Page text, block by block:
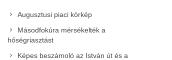
Augusztusi piaci körkép
Másodfokúra mérsékelték a
hőségriasztást
Képes beszámoló az István út és a